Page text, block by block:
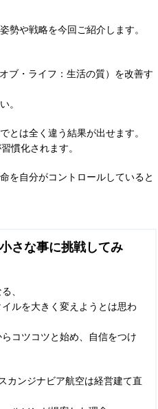
勢や戦略を今回ご紹介します。
ブ・ライフ：生活の質）を改善す
。
とは全く違う結果が出せます。
慣化されます。
を自分がコントロールしていると
さな事に挑戦してみ
、
ルを大きく変えようとは思わ
コツコツと始め、自信をつけ
カンジナビア航空は経営建て直